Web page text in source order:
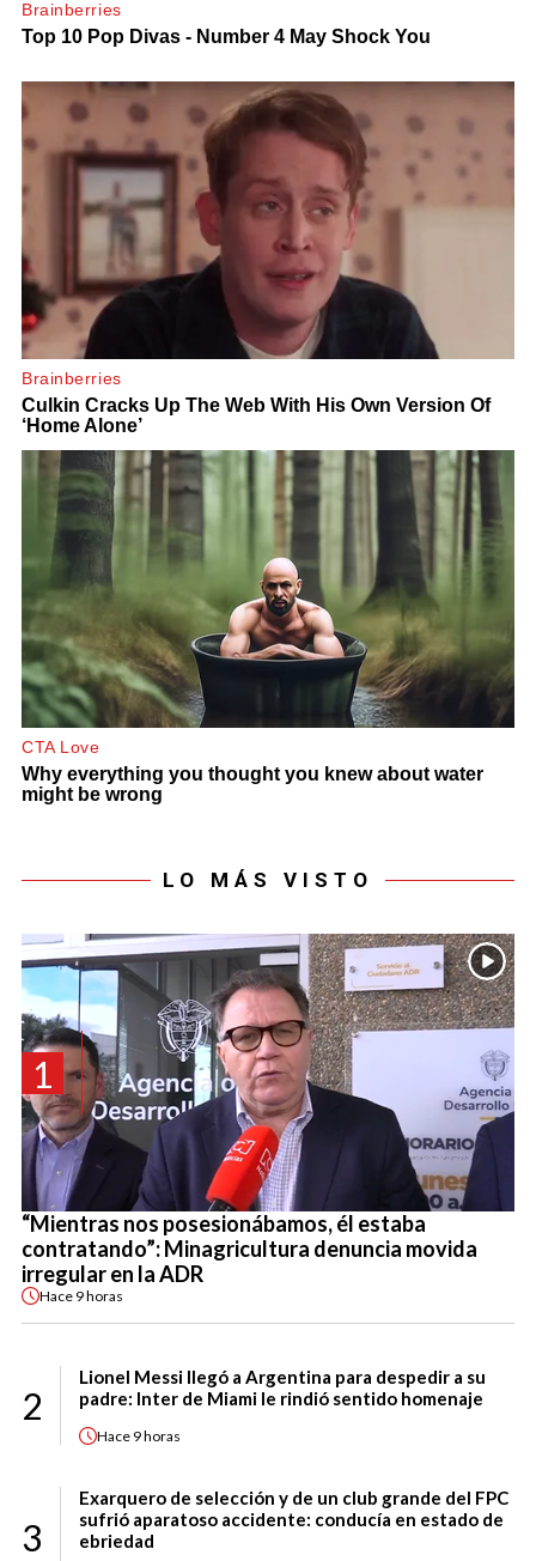
LO MÁS VISTO
1
“Mientras nos posesionábamos, él estaba
contratando”: Minagricultura denuncia movida
irregular en la ADR
Hace 9 horas
2
Lionel Messi llegó a Argentina para despedir a su
padre: Inter de Miami le rindió sentido homenaje
Hace 9 horas
3
Exarquero de selección y de un club grande del FPC
sufrió aparatoso accidente: conducía en estado de
ebriedad